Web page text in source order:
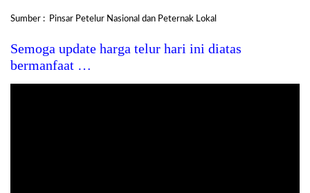
Sumber : Pinsar Petelur Nasional dan Peternak Lokal
Semoga update harga telur hari ini diatas
bermanfaat …